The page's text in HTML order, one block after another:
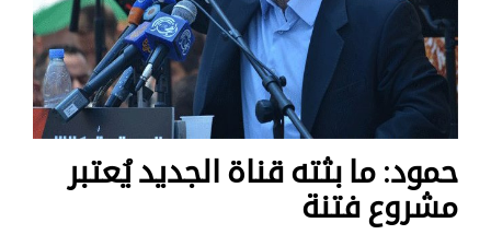
حمود: ما بثته قناة الجديد يُعتبر
مشروع فتنة